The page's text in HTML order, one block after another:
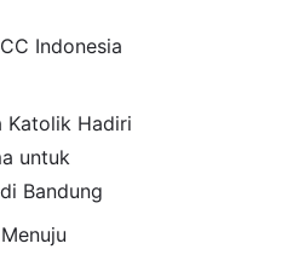
Indonesia
Katolik Hadiri
untuk
Bandung